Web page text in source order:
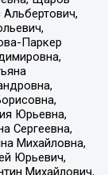
Паркер
Юрьевна,
Сергеевна,
Михайловна,
Юрьевич,
Михайлович,